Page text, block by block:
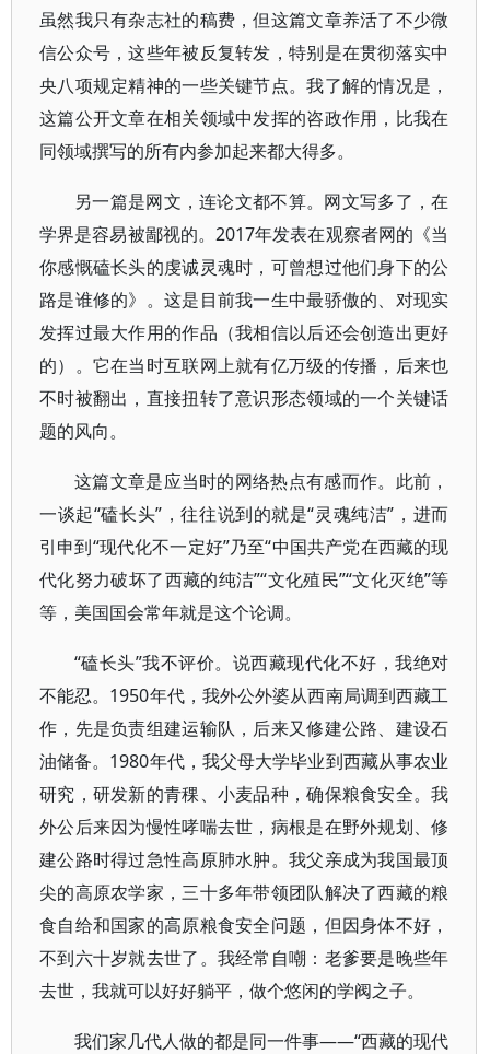
虽然我只有杂志社的稿费，但这篇文章养活了不少微
信公众号，这些年被反复转发，特别是在贯彻落实中
央八项规定精神的一些关键节点。我了解的情况是，
这篇公开文章在相关领域中发挥的咨政作用，比我在
同领域撰写的所有内参加起来都大得多。
另一篇是网文，连论文都不算。网文写多了，在
学界是容易被鄙视的。2017年发表在观察者网的《当
你感慨磕长头的虔诚灵魂时，可曾想过他们身下的公
路是谁修的》。这是目前我一生中最骄傲的、对现实
发挥过最大作用的作品（我相信以后还会创造出更好
的）。它在当时互联网上就有亿万级的传播，后来也
不时被翻出，直接扭转了意识形态领域的一个关键话
题的风向。
这篇文章是应当时的网络热点有感而作。此前，
一谈起“磕长头”，往往说到的就是“灵魂纯洁”，进而
引申到“现代化不一定好”乃至“中国共产党在西藏的现
代化努力破坏了西藏的纯洁”“文化殖民”“文化灭绝”等
等，美国国会常年就是这个论调。
“磕长头”我不评价。说西藏现代化不好，我绝对
不能忍。1950年代，我外公外婆从西南局调到西藏工
作，先是负责组建运输队，后来又修建公路、建设石
油储备。1980年代，我父母大学毕业到西藏从事农业
研究，研发新的青稞、小麦品种，确保粮食安全。我
外公后来因为慢性哮喘去世，病根是在野外规划、修
建公路时得过急性高原肺水肿。我父亲成为我国最顶
尖的高原农学家，三十多年带领团队解决了西藏的粮
食自给和国家的高原粮食安全问题，但因身体不好，
不到六十岁就去世了。我经常自嘲：老爹要是晚些年
去世，我就可以好好躺平，做个悠闲的学阀之子。
我们家几代人做的都是同一件事——“西藏的现代